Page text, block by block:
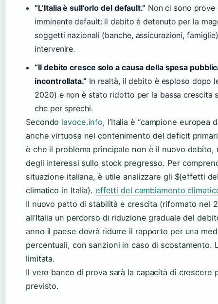
“L’Italia è sull’orlo del default.” Non ci sono prove
imminente default: il debito è detenuto per la
soggetti nazionali (banche, assicurazioni,
intervenire.
“Il debito cresce solo a causa della spesa
incontrollata.” In realtà, il debito è esploso dopo
2020) e non è stato ridotto per la bassa crescita
che per sprechi.
Secondo lavoce.info, l’Italia è “campione europea
anche virtuosa nel contenimento del deficit
è che il problema principale non è il nuovo debito,
degli interessi sullo stock pregresso. Per
situazione italiana, è utile analizzare gli ${effetti
climatico in Italia}. effetti del cambiamento
Il nuovo patto di stabilità e crescita (riformato nel
all’Italia un percorso di riduzione graduale del
anno il paese dovrà ridurre il rapporto per una
percentuali, con sanzioni in caso di scostamento.
limitata.
Il vero banco di prova sarà la capacità di crescere
previsto.